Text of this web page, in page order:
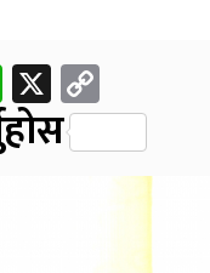
WhatsApp
X
Link